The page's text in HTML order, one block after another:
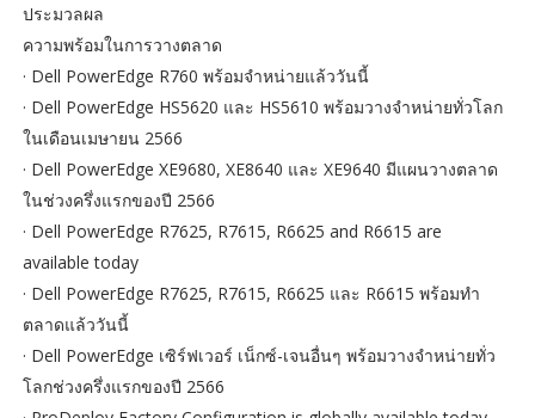
ประมวลผล
ความพร้อมในการวางตลาด
· Dell PowerEdge R760 พร้อมจำหน่ายแล้ววันนี้
· Dell PowerEdge HS5620 และ HS5610 พร้อมวางจำหน่ายทั่วโลก
ในเดือนเมษายน 2566
· Dell PowerEdge XE9680, XE8640 และ XE9640 มีแผนวางตลาด
ในช่วงครึ่งแรกของปี 2566
· Dell PowerEdge R7625, R7615, R6625 and R6615 are
available today
· Dell PowerEdge R7625, R7615, R6625 และ R6615 พร้อมทำ
ตลาดแล้ววันนี้
· Dell PowerEdge เซิร์ฟเวอร์ เน็กซ์-เจนอื่นๆ พร้อมวางจำหน่ายทั่ว
โลกช่วงครึ่งแรกของปี 2566